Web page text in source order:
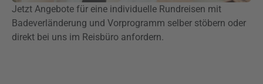
Jetzt Angebote für eine individuelle Rundreisen mit
Badeverländerung und Vorprogramm selber stöbern oder
direkt bei uns im Reisbüro anfordern.